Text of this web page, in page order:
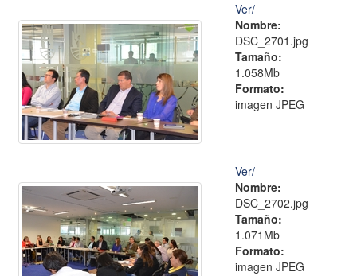
Ver/
Nombre:
DSC_2701.jpg
Tamaño:
1.058Mb
Formato:
imagen JPEG
Ver/
Nombre:
DSC_2702.jpg
Tamaño:
1.071Mb
Formato:
imagen JPEG